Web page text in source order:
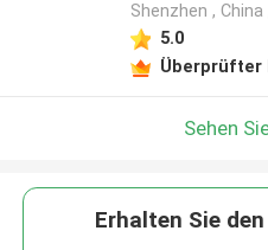
Shenzhen , China
5.0
Überprüfter
Sehen
Erhalten Sie